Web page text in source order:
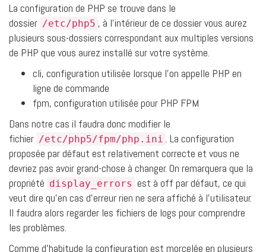
La configuration de PHP se trouve dans le
dossier /etc/php5 , à l’intérieur de ce dossier vous aurez
plusieurs sous-dossiers correspondant aux multiples versions
de PHP que vous aurez installé sur votre système.
cli, configuration utilisée lorsque l’on appelle PHP en
ligne de commande
fpm, configuration utilisée pour PHP FPM
Dans notre cas il faudra donc modifier le
fichier /etc/php5/fpm/php.ini
. La configuration
proposée par défaut est relativement correcte et vous ne
devriez pas avoir grand-chose à changer. On remarquera que la
propriété display_errors est à off par défaut, ce qui
veut dire qu’en cas d’erreur rien ne sera affiché à l’utilisateur.
Il faudra alors regarder les fichiers de logs pour comprendre
les problèmes.
Comme d’habitude la configuration est morcelée en plusieurs